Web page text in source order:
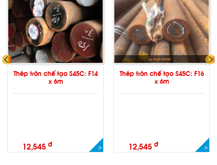
Thép tròn chế tạo S45C: F14
x 6m
12,545 đ
Thép tròn chế tạo S45C: F16
x 6m
12,545 đ